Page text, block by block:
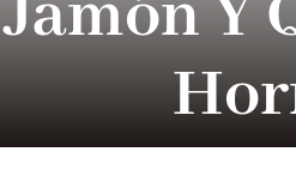
Jamón Y